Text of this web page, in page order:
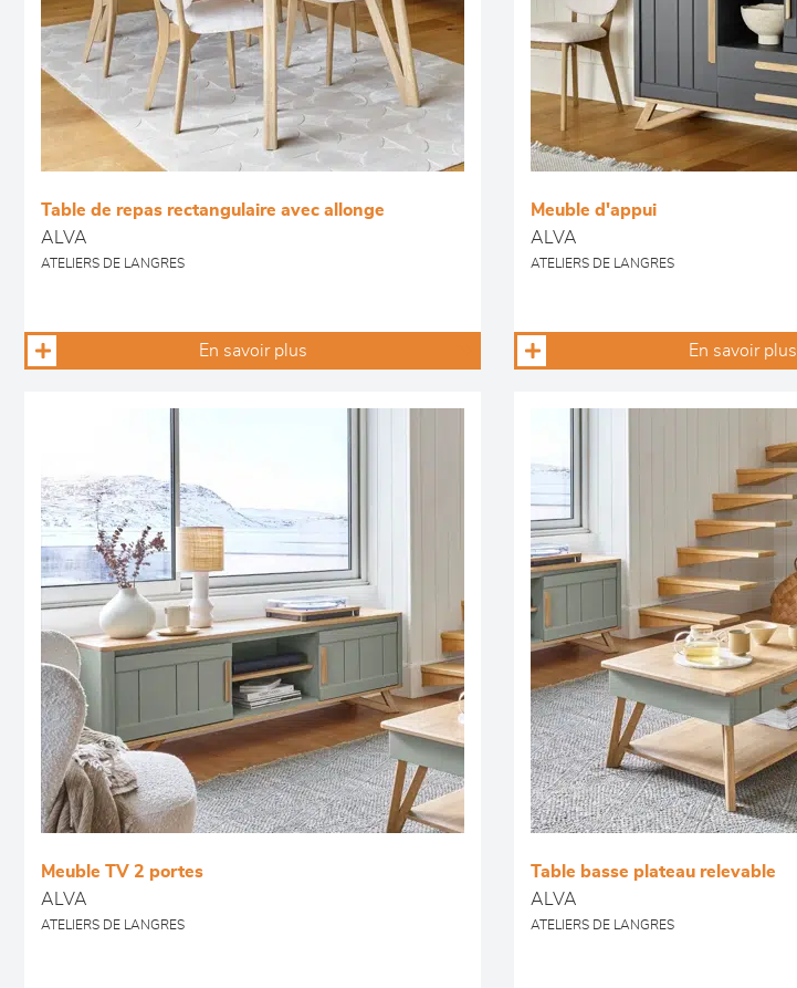
Table de repas rectangulaire avec allonge
ALVA
ATELIERS DE LANGRES
En savoir plus
Meuble d'appui
ALVA
ATELIERS DE LANGRES
En savoir plus
Meuble TV 2 portes
ALVA
ATELIERS DE LANGRES
Table basse plateau relevable
ALVA
ATELIERS DE LANGRES